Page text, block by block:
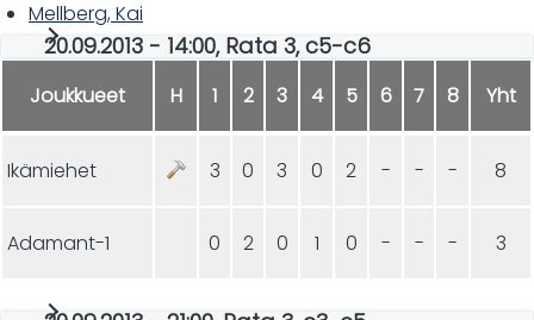
Mellberg, Kai
20.09.2013 - 14:00, Rata 3, c5-c6
Joukkueet H 1 2 3 4 5 6 7 8 Yht
Ikämiehet 3 0 3 0 2 - - - 8
Adamant-1 0 2 0 1 0 - - - 3